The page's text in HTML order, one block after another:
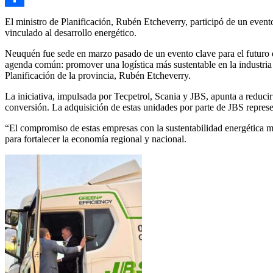
Compartir
El ministro de Planificación, Rubén Etcheverry, participó de un
vinculado al desarrollo energético.
Neuquén fue sede en marzo pasado de un evento clave para el
agenda común: promover una logística más sustentable en la
Planificación de la provincia, Rubén Etcheverry.
La iniciativa, impulsada por Tecpetrol, Scania y JBS, apunta a
conversión. La adquisición de estas unidades por parte de JBS
“El compromiso de estas empresas con la sustentabilidad
para fortalecer la economía regional y nacional.